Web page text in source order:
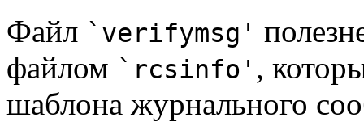
Файл `verifymsg'
файлом `rcsinfo' ,
шаблона журнального